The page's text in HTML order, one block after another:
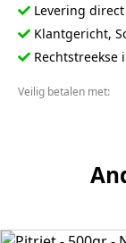
Levering
Klantgericht,
Rechtstreekse
Veilig betalen met: